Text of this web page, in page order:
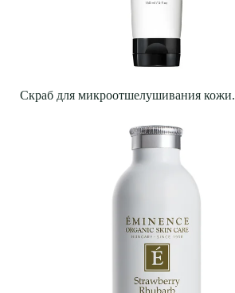
Скраб для микроотшелушивания кожи.